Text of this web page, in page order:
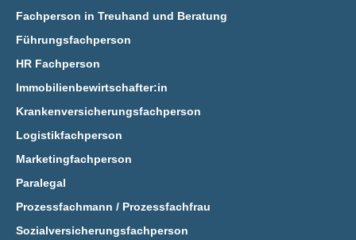
Fachperson in Treuhand und Beratung
Führungsfachperson
HR Fachperson
Immobilienbewirtschafter:in
Krankenversicherungsfachperson
Logistikfachperson
Marketingfachperson
Paralegal
Prozessfachmann / Prozessfachfrau
Sozialversicherungsfachperson